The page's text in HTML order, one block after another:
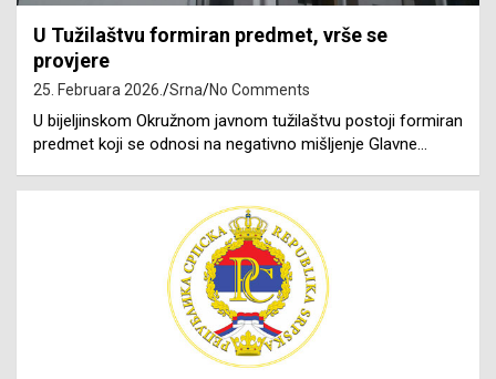
U Tužilaštvu formiran predmet, vrše se
provjere
25. Februara 2026. Srna No Comments
U bijeljinskom Okružnom javnom tužilaštvu postoji formiran
predmet koji se odnosi na negativno mišljenje Glavne…